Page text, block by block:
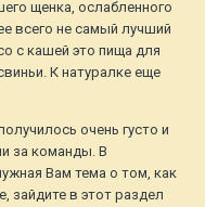
щенка, ослабленного
всего не самый лучший
с кашей это пища для
К натуралке еще
очень густо и
за команды. В
Вам тема о том, как
зайдите в этот раздел